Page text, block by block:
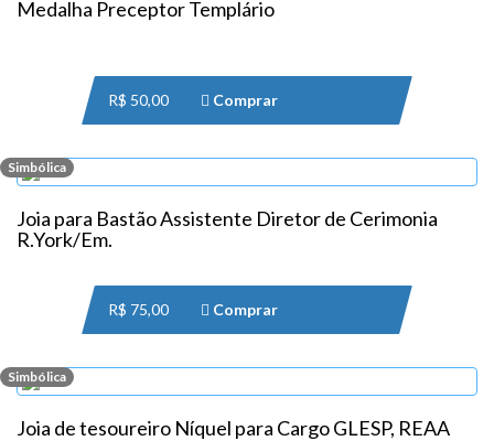
Medalha Preceptor Templário
R$ 50,00 Comprar
Simbólica
Joia para Bastão Assistente Diretor de Cerimonia
R.York/Em.
R$ 75,00 Comprar
Simbólica
Joia de tesoureiro Níquel para Cargo GLESP, REAA